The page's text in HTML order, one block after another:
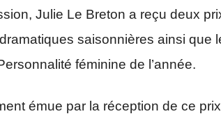
Julie Le Breton a reçu deux
saisonnières ainsi que
féminine de l’année.
émue par la réception de ce prix